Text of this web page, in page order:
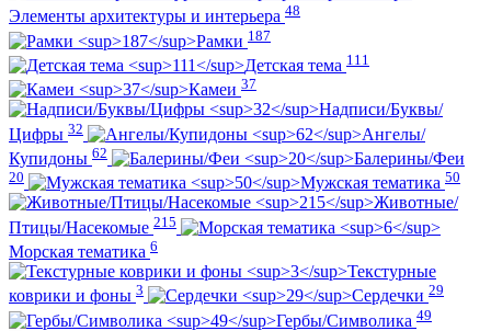
Элементы архитектуры и интерьера 48
Рамки 187
Детская тема 111
Камеи 37
Надписи/Буквы/
Цифры 32
Ангелы/
Купидоны 62 Балерины/Феи
20 Мужская тематика 50
Животные/
Птицы/Насекомые 215
Морская тематика 6
Текстурные
коврики и фоны 3 Сердечки 29
Гербы/Символика 49